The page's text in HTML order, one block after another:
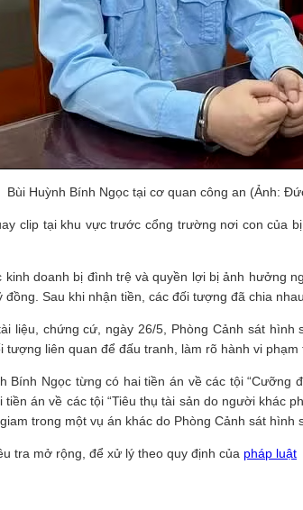
Bùi Huỳnh Bính Ngọc tại cơ quan công an (Ảnh:
clip tại khu vực trước cổng trường nơi con của
doanh bị đình trệ và quyền lợi bị ảnh hưởng
Sau khi nhận tiền, các đối tượng đã chia
liệu, chứng cứ, ngày 26/5, Phòng Cảnh sát hình
tượng liên quan để đấu tranh, làm rõ hành vi phạm
Bính Ngọc từng có hai tiền án về các tội “Cưỡng
án về các tội “Tiêu thụ tài sản do người khác
trong một vụ án khác do Phòng Cảnh sát hình
tra mở rộng, để xử lý theo quy định của pháp luật